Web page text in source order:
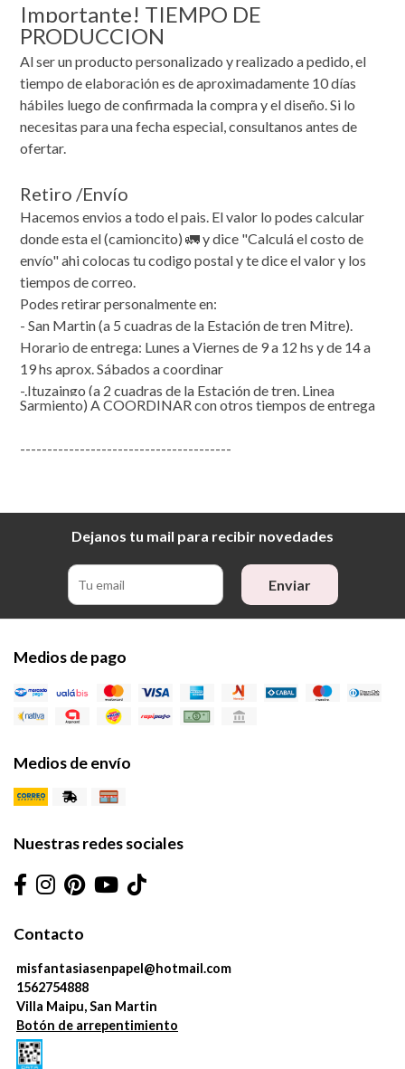
Importante! TIEMPO DE
PRODUCCION
Al ser un producto personalizado y realizado a pedido, el
tiempo de elaboración es de aproximadamente 10 días
hábiles luego de confirmada la compra y el diseño. Si lo
necesitas para una fecha especial, consultanos antes de
ofertar.
Retiro /Envío
Hacemos envios a todo el pais. El valor lo podes calcular
donde esta el (camioncito) 🚛 y dice "Calculá el costo de
envío" ahi colocas tu codigo postal y te dice el valor y los
tiempos de correo.
Podes retirar personalmente en:
- San Martin (a 5 cuadras de la Estación de tren Mitre).
Horario de entrega: Lunes a Viernes de 9 a 12 hs y de 14 a
19 hs aprox. Sábados a coordinar
-.Ituzaingo (a 2 cuadras de la Estación de tren, Linea
Sarmiento) A COORDINAR con otros tiempos de entrega
---------------------------------------
Dejanos tu mail para recibir novedades
Enviar
Medios de pago
Medios de envío
Nuestras redes sociales
Contacto
misfantasiasenpapel@hotmail.com
1562754888
Villa Maipu, San Martin
Botón de arrepentimiento